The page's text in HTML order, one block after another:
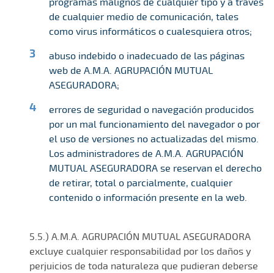
de cualquier medio de comunicación, tales
como virus informáticos o cualesquiera otros;
abuso indebido o inadecuado de las páginas
web de A.M.A. AGRUPACIÓN MUTUAL
ASEGURADORA;
errores de seguridad o navegación producidos
por un mal funcionamiento del navegador o por
el uso de versiones no actualizadas del mismo.
Los administradores de A.M.A. AGRUPACIÓN
MUTUAL ASEGURADORA se reservan el derecho
de retirar, total o parcialmente, cualquier
contenido o información presente en la web.
5.5.) A.M.A. AGRUPACIÓN MUTUAL ASEGURADORA
excluye cualquier responsabilidad por los daños y
perjuicios de toda naturaleza que pudieran deberse